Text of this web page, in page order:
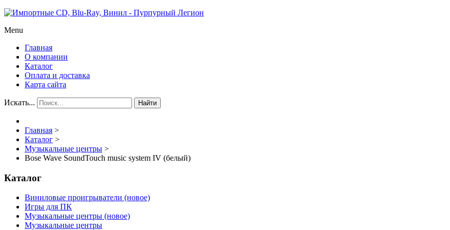
Menu
Главная
О компании
Каталог
Оплата и доставка
Карта сайта
Искать... Найти
Главная >
Каталог >
Музыкальные центры >
Bose Wave SoundTouch music system IV (белый)
Каталог
Виниловые проигрыватели (новое)
Игры для ПК
Музыкальные центры (новое)
Музыкальные центры